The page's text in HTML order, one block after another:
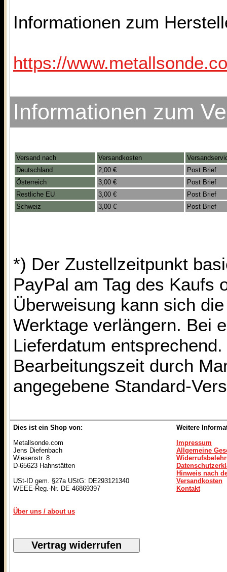
Informationen zum
https://
Informationen zum
Versand nach Versandkosten
Deutschland
2,00 €
Post Brief
Österreich
3,00 €
Post Brief
Restliche EU
3,00 €
Post Brief
Schweiz
3,00 € Post Brief
*) Der Zustellzeitpunkt
PayPal am Tag des Kaufs
Überweisung kann sich
Werktage verlängern. Bei
Lieferdatum
Bearbeitungszeit durch
angegebene Standard-
Dies ist ein Shop von:
Metallsonde.com
Jens Diefenbach
Wiesenstr. 8
D-65623 Hahnstätten
USt-ID gem. §27a UStG: DE293121340
WEEE-Reg.-Nr. DE 46869397
Über uns / about us
Weitere
Impressum
Allgemeine
Hinweis nach
Versandkosten
Kontakt